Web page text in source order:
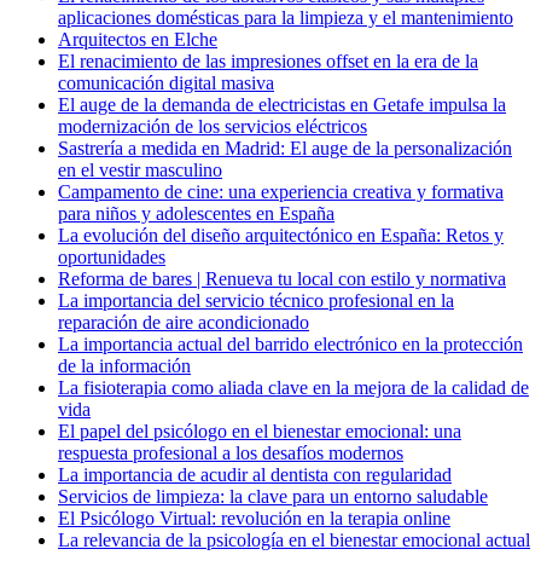
aplicaciones domésticas para la limpieza y el mantenimiento
Arquitectos en Elche
El renacimiento de las impresiones offset en la era de la
comunicación digital masiva
El auge de la demanda de electricistas en Getafe impulsa la
modernización de los servicios eléctricos
Sastrería a medida en Madrid: El auge de la personalización
en el vestir masculino
Campamento de cine: una experiencia creativa y formativa
para niños y adolescentes en España
La evolución del diseño arquitectónico en España: Retos y
oportunidades
Reforma de bares | Renueva tu local con estilo y normativa
La importancia del servicio técnico profesional en la
reparación de aire acondicionado
La importancia actual del barrido electrónico en la protección
de la información
La fisioterapia como aliada clave en la mejora de la calidad de
vida
El papel del psicólogo en el bienestar emocional: una
respuesta profesional a los desafíos modernos
La importancia de acudir al dentista con regularidad
Servicios de limpieza: la clave para un entorno saludable
El Psicólogo Virtual: revolución en la terapia online
La relevancia de la psicología en el bienestar emocional actual